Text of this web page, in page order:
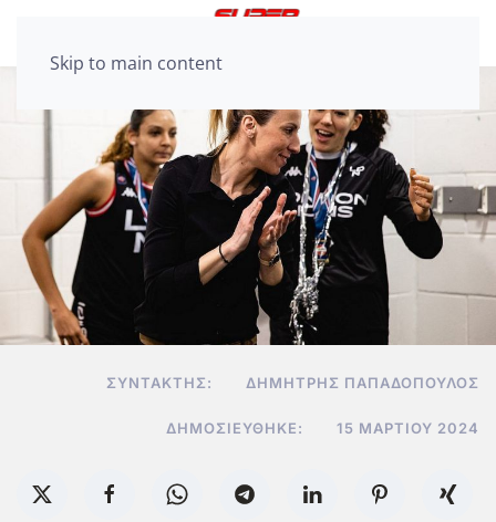
Skip to main content
ΣΥΝΤΆΚΤΗΣ: ΔΗΜΉΤΡΗΣ ΠΑΠΑΔΌΠΟΥΛΟΣ
ΔΗΜΟΣΙΕΎΘΗΚΕ: 15 ΜΑΡΤΊΟΥ 2024